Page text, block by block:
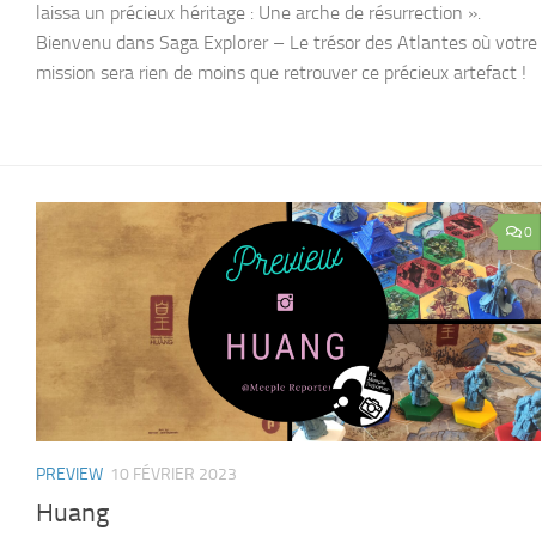
laissa un précieux héritage : Une arche de résurrection ».
Bienvenu dans Saga Explorer – Le trésor des Atlantes où votre
mission sera rien de moins que retrouver ce précieux artefact !
0
PREVIEW 10 FÉVRIER 2023
Huang